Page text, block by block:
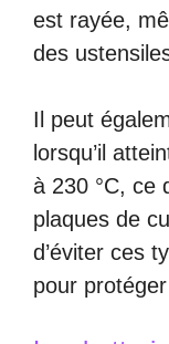
est rayée,
des
Il peut
lorsqu’il
à 230 °C, ce
plaques de
d’éviter ces
pour